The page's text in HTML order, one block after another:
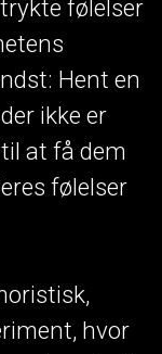
følelser
Hent en
ikke er
at få dem
følelser
hvor